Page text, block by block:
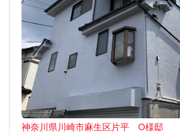
神奈川県川崎市麻生区片平 O様邸